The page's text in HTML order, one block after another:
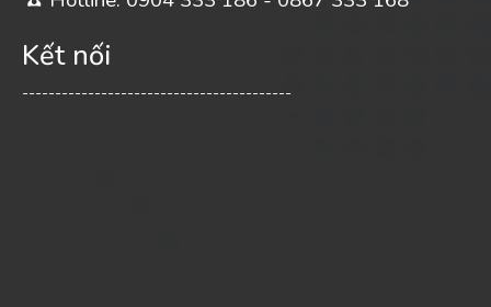
Kết nối
-----------------------------------------